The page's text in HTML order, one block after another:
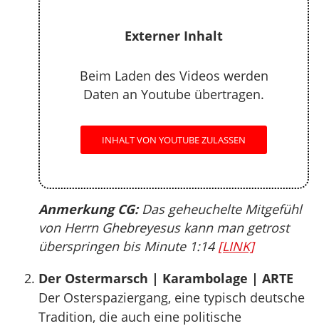
Externer Inhalt
Beim Laden des Videos werden
Daten an Youtube übertragen.
INHALT VON YOUTUBE ZULASSEN
Anmerkung CG:Das geheuchelte Mitgefühl
von Herrn Ghebreyesus kann man getrost
überspringen bis Minute 1:14[LINK]
Der Ostermarsch | Karambolage | ARTE
Der Osterspaziergang, eine typisch deutsche
Tradition, die auch eine politische